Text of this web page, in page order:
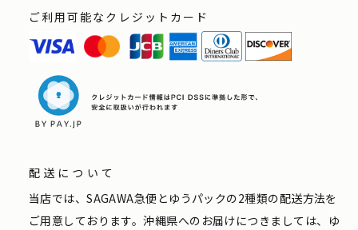
ご利用可能なクレジットカード
配送について
当店では、SAGAWA急便とゆうパックの2種類の配送方法を
ご用意しております。沖縄県へのお届けにつきましては、ゆ